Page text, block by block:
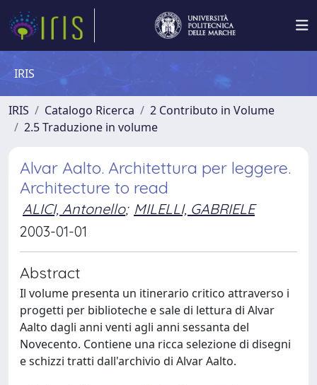
IRIS
IRIS Catalogo Ricerca
2 Contributo in Volume
2.5 Traduzione in volume
Alvar Aalto. Architettura per leggere.
Architecture to read
ALICI, Antonello; MILELLI, GABRIELE
2003-01-01
Abstract
Il volume presenta un itinerario critico attraverso i
progetti per biblioteche e sale di lettura di Alvar
Aalto dagli anni venti agli anni sessanta del
Novecento. Contiene una ricca selezione di disegni
e schizzi tratti dall'archivio di Alvar Aalto.